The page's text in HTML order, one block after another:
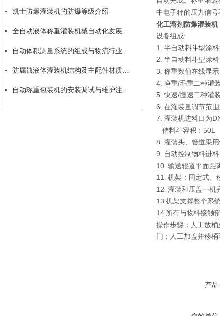
凯士防爆灌装机的防爆等级介绍
中电子秤的压力信
化工溶剂防爆灌装机
设备组成:
1. 半自动料斗型涂
2. 半自动料斗型涂
3. 称重数值在线显示
4. 净重/毛重二种灌
5. 快速/慢速二种灌
6. 在灌装量调节范
7. 灌装机进料口为
储料斗容积：50L
8. 灌装头、管道采
9. 自动控制物料进
10. 输送辊道平面
11. 机架：固定式、
12. 灌装和压盖一机
13.机架支撑整个系
14.所有与物料接触
操作步骤：人工放
门；人工加盖并移
产品